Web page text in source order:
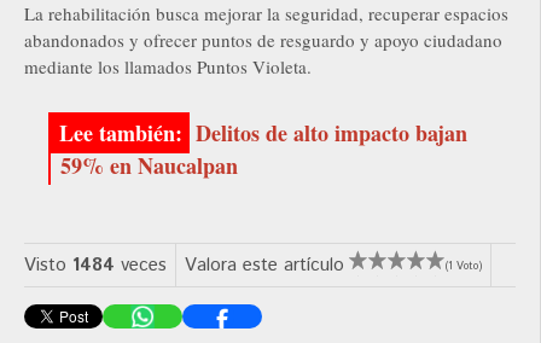
La rehabilitación busca mejorar la seguridad, recuperar espacios
abandonados y ofrecer puntos de resguardo y apoyo ciudadano
mediante los llamados Puntos Violeta.
Delitos de alto impacto bajan
59% en Naucalpan
Visto 1484 veces Valora este artículo (1 Voto)